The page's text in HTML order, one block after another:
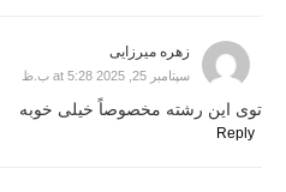
زهره میرزایی
سپتامبر 25, 2025 at 5:28 ب.ظ
توی این رشته مخصوصاً خیلی خوبه
Reply